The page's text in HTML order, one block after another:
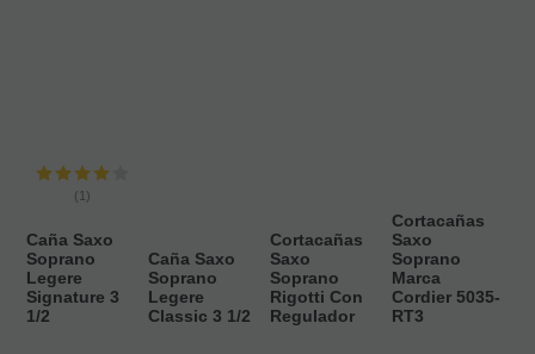
(1)
Caña Saxo
Soprano
Legere
Signature 3
1/2
Caña Saxo
Soprano
Legere
Classic 3 1/2
Cortacañas
Saxo
Soprano
Rigotti Con
Regulador
Cortacañas
Saxo
Soprano
Marca
Cordier 5035-
RT3